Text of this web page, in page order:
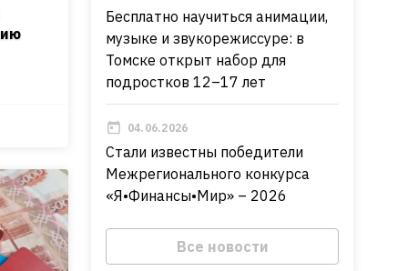
Бесплатно научиться анимации,
музыке и звукорежиссуре: в
Томске открыт набор для
подростков 12–17 лет
04.06.2026
Стали известны победители
Межрегионального конкурса
«Я•Финансы•Мир» – 2026
Все новости